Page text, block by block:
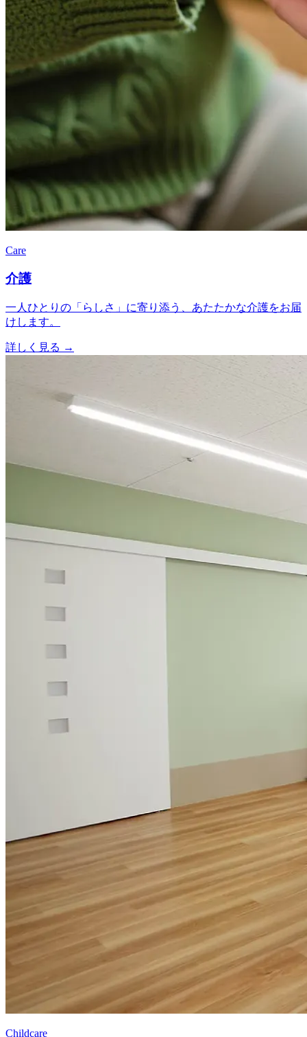
Care
介護
一人ひとりの「らしさ」に寄り添う、あたたかな介護をお届
けします。
詳しく見る →
Childcare